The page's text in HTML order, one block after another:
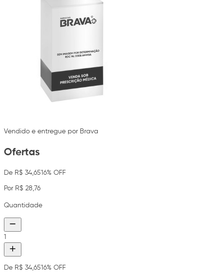
Vendido e entregue por Brava
Ofertas
De R$ 34,6516% OFF
Por R$ 28,76
Quantidade
1
De R$ 34,6516% OFF